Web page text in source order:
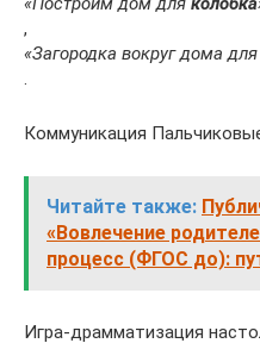
,
«Загородка вокруг дома
.
Коммуникация
Читайте также:
«Вовлечение
процесс (ФГОС до):
Игра-драмматизация